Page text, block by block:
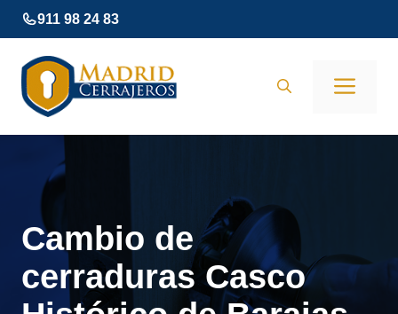
Saltar
al
contenido
911 98 24 83
Cambio de
cerraduras Casco